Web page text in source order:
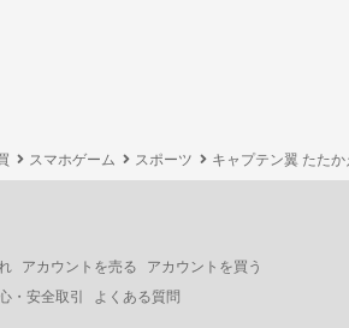
スマホゲーム スポーツ キャプテン翼 たた
アカウントを売る
アカウントを買う
・安全取引 よくある質問